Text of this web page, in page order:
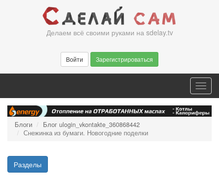
Делаем всё своими руками на sdelay.tv
Войти Зарегистрироваться
Блоги
Блог ulogin_vkontakte_360868442
Снежинка из бумаги. Новогодние поделки
Разделы